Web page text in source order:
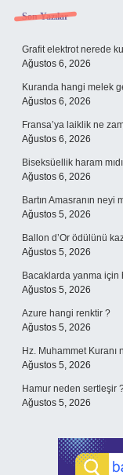
Sidebar
Son Yazılar
Grafit elektrot nerede
Ağustos 6, 2026
Kuranda hangi melek
Ağustos 6, 2026
Fransa’ya laiklik ne
Ağustos 6, 2026
Biseksüellik haram
Ağustos 6, 2026
Bartın Amasranın neyi
Ağustos 5, 2026
Ballon d’Or ödülünü
Ağustos 5, 2026
Bacaklarda yanma
Ağustos 5, 2026
Azure hangi renktir ?
Ağustos 5, 2026
Hz. Muhammet Kuranı
Ağustos 5, 2026
Hamur neden sertleşir
Ağustos 5, 2026